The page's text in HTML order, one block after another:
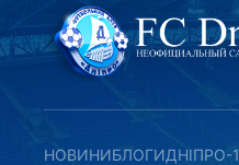
НОВИНИБЛОГИДНІПРО-1